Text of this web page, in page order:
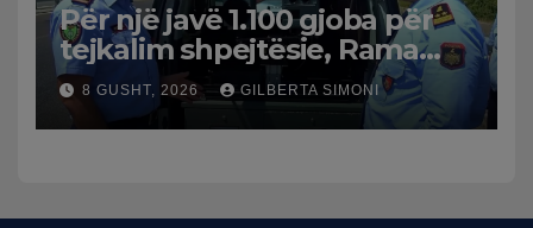
Për një javë 1.100 gjoba për
tejkalim shpejtësie, Rama
publikon videon: Kamerat e
trafikut së shpejti në
funksion
8 GUSHT, 2026 GILBERTA SIMONI